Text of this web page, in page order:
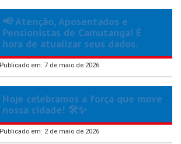
📢 Atenção, Aposentados e
Pensionistas de Camutanga! É
hora de atualizar seus dados.
Publicado em: 7 de maio de 2026
Hoje celebramos a força que move
nossa cidade! 🛠️✨
Publicado em: 2 de maio de 2026